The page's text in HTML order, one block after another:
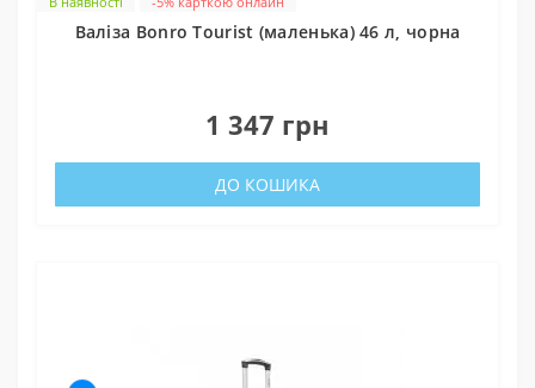
Валіза Bonro Tourist (маленька) 46 л, чорна
1 347 грн
ДО КОШИКА